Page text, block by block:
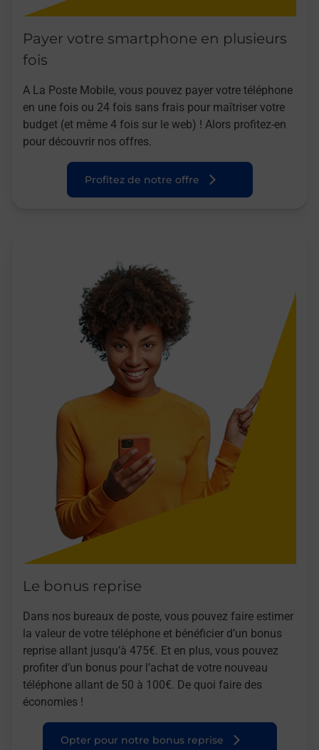
Payer votre smartphone en plusieurs
fois
A La Poste Mobile, vous pouvez payer votre téléphone
en une fois ou 24 fois sans frais pour maîtriser votre
budget (et même 4 fois sur le web) ! Alors profitez-en
pour découvrir nos offres.
Profitez de notre offre
Le bonus reprise
Dans nos bureaux de poste, vous pouvez faire estimer
la valeur de votre téléphone et bénéficier d’un bonus
reprise allant jusqu’à 475€. Et en plus, vous pouvez
profiter d’un bonus pour l’achat de votre nouveau
téléphone allant de 50 à 100€. De quoi faire des
économies !
Opter pour notre bonus reprise